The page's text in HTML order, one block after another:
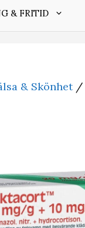
& FRITID
& Skönhet/